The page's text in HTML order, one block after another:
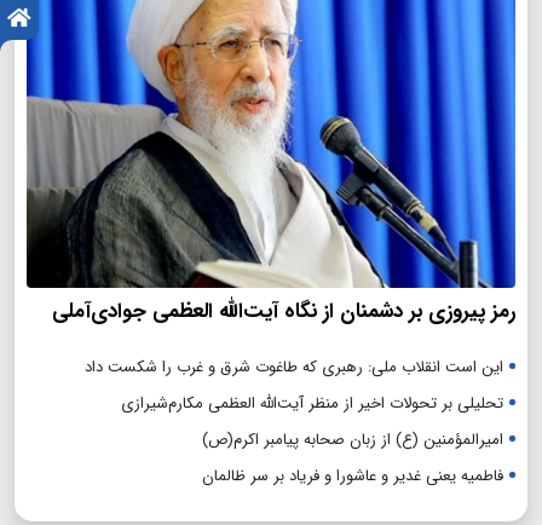
رمز پیروزی بر دشمنان از نگاه آیت‌الله العظمی جوادی‌آملی
این است انقلاب ملی: رهبری که طاغوت شرق و غرب را شکست داد
تحلیلی بر تحولات اخیر از منظر آیت‌الله العظمی مکارم‌شیرازی
امیرالمؤمنین (ع) از زبان صحابه پیامبر اکرم(ص)
فاطمیه یعنی غدیر و عاشورا و فریاد بر سر ظالمان